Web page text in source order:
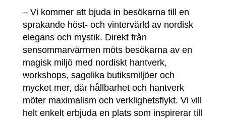
– Vi kommer att bjuda in besökarna till en
sprakande höst- och vintervärld av nordisk
elegans och mystik. Direkt från
sensommarvärmen möts besökarna av en
magisk miljö med nordiskt hantverk,
workshops, sagolika butiksmiljöer och
mycket mer, där hållbarhet och hantverk
möter maximalism och verklighetsflykt. Vi vill
helt enkelt erbjuda en plats som inspirerar till